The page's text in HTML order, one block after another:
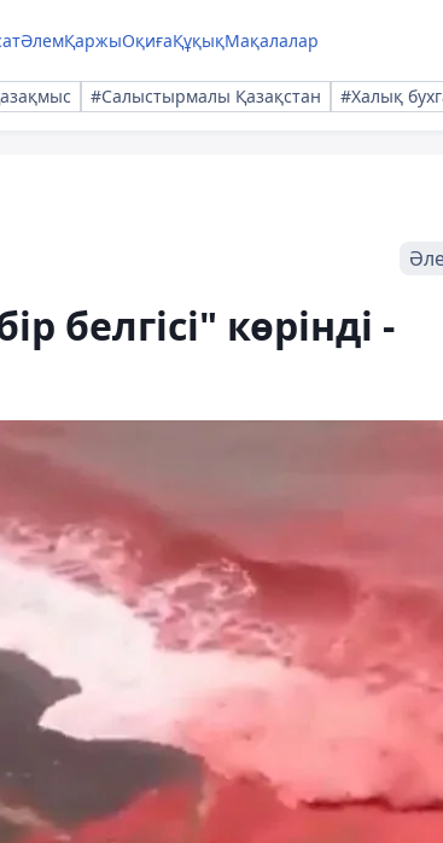
ӘлемҚаржыОқиғаҚұқықМақалалар
#Салыстырмалы Қазақстан #Халық
белгісі" көрінді -